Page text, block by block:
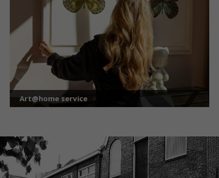
Art@home service